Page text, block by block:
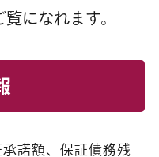
になれます。
諾額、保証債務残